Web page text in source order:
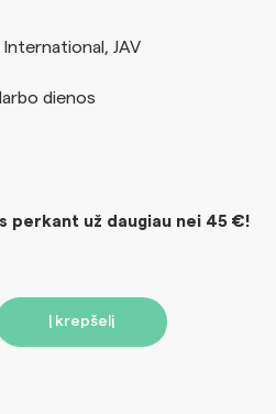
JAV
dienos
perkant už daugiau nei 45 €!
Į krepšelį